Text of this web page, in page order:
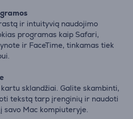
ir intuityvią naudojimo
programas kaip Safari,
ir FaceTime, tinkamas tiek
sklandžiai. Galite skambinti,
tekstą tarp įrenginių ir naudoti
savo Mac kompiuteryje.